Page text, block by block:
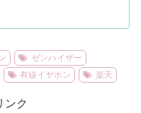
ゼンハイザー
有線イヤホン 楽天
ンク